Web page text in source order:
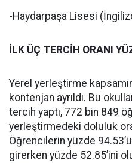
-Haydarpaşa Lisesi
İLK ÜÇ TERCİH ORANI
Yerel yerleştirme
kontenjan ayrıldı. Bu
tercih yaptı, 772 bin 849
yerleştirmedeki doluluk
Öğrencilerin yüzde
girerken yüzde 52.85’ini